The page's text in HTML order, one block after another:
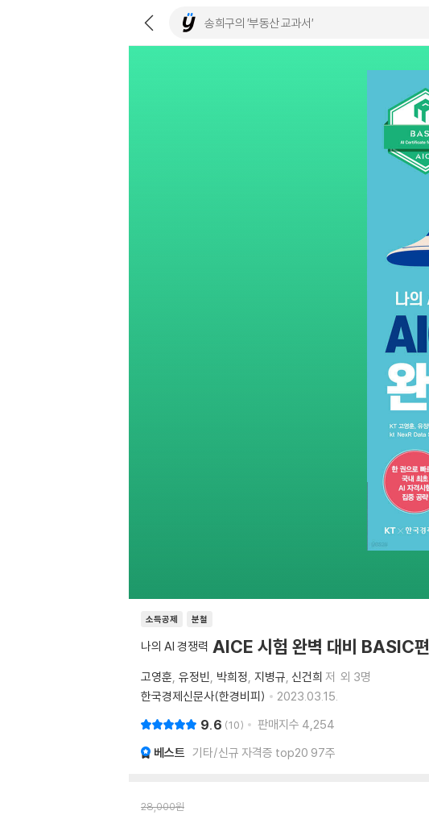
소득공제 분철
나의 AI 경쟁력 AICE 시험 완벽 대비 BASIC편
고영훈 유정빈 박희정 지병규 신건희 저 외 3명
한국경제신문사(한경비피)
2023.03.15.
9.6 10 판매지수 4,254
베스트 기타/신규 자격증 top20 97주
28,000원